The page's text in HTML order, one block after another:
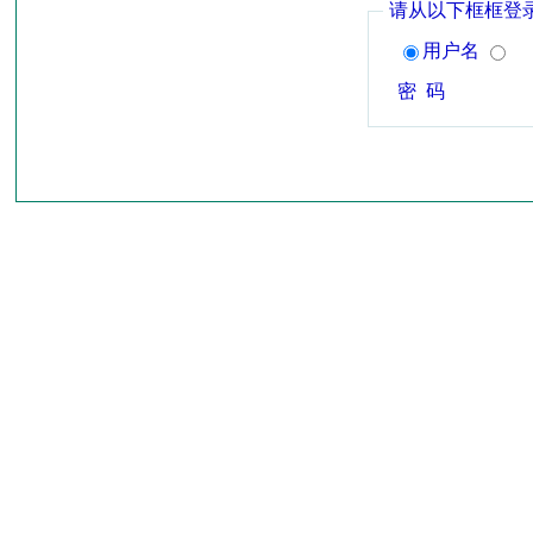
请从以下框框登
用户名
密 码